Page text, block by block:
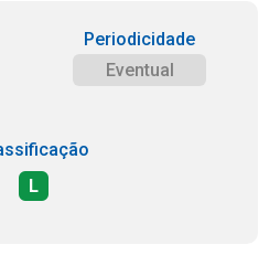
Periodicidade
Eventual
L